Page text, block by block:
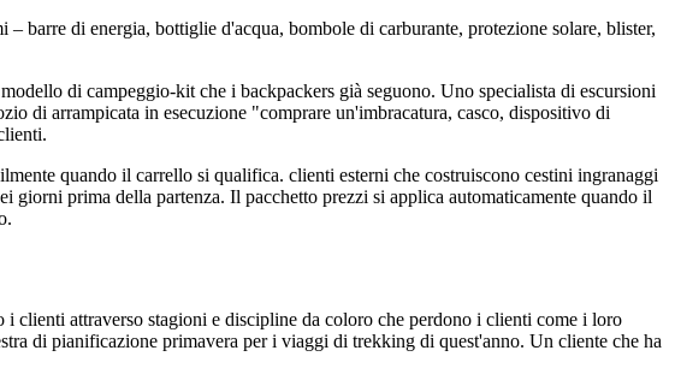
barre di energia, bottiglie d'acqua, bombole di carburante, protezione solare, blister,
di campeggio-kit che i backpackers già seguono. Uno specialista di escursioni
di arrampicata in esecuzione "comprare un'imbracatura, casco, dispositivo di
quando il carrello si qualifica. clienti esterni che costruiscono cestini ingranaggi
prima della partenza. Il pacchetto prezzi si applica automaticamente quando il
clienti attraverso stagioni e discipline da coloro che perdono i clienti come i loro
di pianificazione primavera per i viaggi di trekking di quest'anno. Un cliente che ha